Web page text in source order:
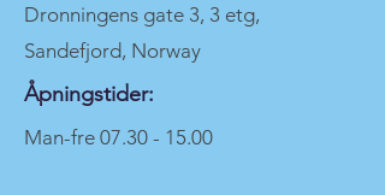
Dronningens gate 3, 3 etg,
Sandefjord, Norway
Åpningstider:
Man-fre 07.30 - 15.00